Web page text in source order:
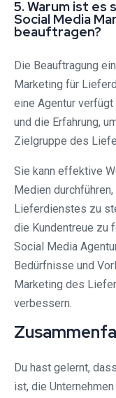
5. Warum ist es
Social Media
beauftragen?
Die Beauftragung
Marketing für
eine Agentur
und die Erfahrung,
Zielgruppe des
Sie kann effektive
Medien
Lieferdienstes zu
die Kundentreue zu
Social Media
Bedürfnisse und
Marketing des
verbessern.
Du hast gelernt,
ist, die